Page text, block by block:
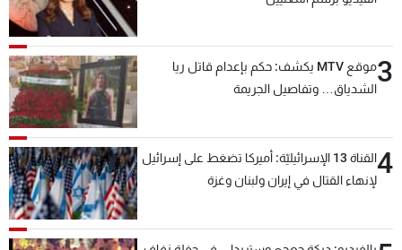
3
موقع MTV يكشف: حكم بإعدام قاتل ريا
الشدياق… وتفاصيل الجريمة
4
القناة 13 الإسرائيليّة: أميركا تضغط على إسرائيل
لإنهاء القتال في إيران ولبنان وغزة